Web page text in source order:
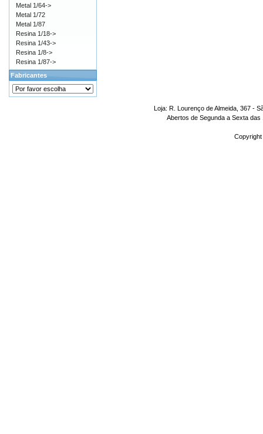
Metal 1/64->
Metal 1/72
Metal 1/87
Resina 1/18->
Resina 1/43->
Resina 1/8->
Resina 1/87->
Fabricantes
Loja: R. Lourenço de Almeida, 367 -
Abertos de Segunda a Sexta